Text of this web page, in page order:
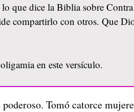
que dice la Biblia sobre
compartirlo con otros. Que
en este versículo.
Tomó catorce